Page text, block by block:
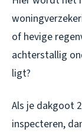
of hevige
achterstallig
ligt?
Als je dakgoot
inspecteren,